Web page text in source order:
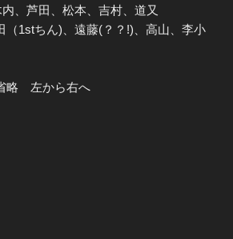
、芦田、松本、吉村、道又
（1stちん)、遠藤(？？!)、高山、李小
略 左から右へ